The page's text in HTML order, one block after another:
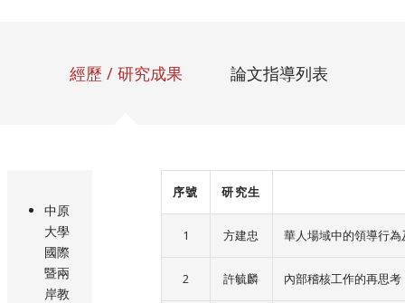
經歷 / 研究成果 論文指導列表
中原
大學
國際
暨兩
岸教
序號 研究生
1 方建忠 華人場域中的領導行
2 許毓麟 內部稽核工作的再思